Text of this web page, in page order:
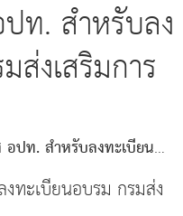
ท. สำหรับลง
งเสริมการ
ปท. สำหรับลงทะเบียน
ถิ่น
ทะเบียนอบรม กรมส่ง